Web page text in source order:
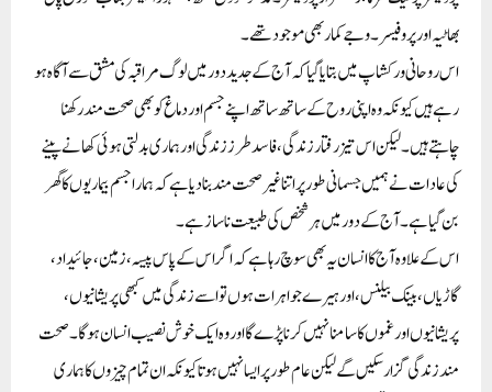
بھاٹیہ اور پروفیسر۔ وجے کمار بھی موجود تھے۔
اس روحانی ورکشاپ میں بتایا گیا کہ آج کے جدید دور میں لوگ مراقبہ کی مشق سے آگاہ ہو
رہے ہیں کیونکہ وہ اپنی روح کے ساتھ ساتھ اپنے جسم اور دماغ کو بھی صحت مند رکھنا
چاہتے ہیں۔ لیکن اس تیز رفتار زندگی، فاسد طرز زندگی اور ہماری بدلتی ہوئی کھانے پینے
کی عادات نے ہمیں جسمانی طور پر اتنا غیر صحت مند بنا دیا ہے کہ ہمارا جسم بیماریوں کا گھر
بن گیا ہے۔ آج کے دور میں ہر شخص کی طبیعت ناساز ہے۔
اس کے علاوہ آج کا انسان یہ بھی سوچ رہا ہے کہ اگر اس کے پاس پیسہ، زمین، جائیداد،
گاڑیاں، بینک بیلنس، اور ہیرے جواہرات ہوں تو اسے زندگی میں کبھی پریشانیوں،
پریشانیوں اور غموں کا سامنا نہیں کرنا پڑے گا اور وہ ایک خوش نصیب انسان ہوگا۔ صحت
مند زندگی گزار سکیں گے لیکن عام طور پر ایسا نہیں ہوتا کیونکہ ان تمام چیزوں کا ہماری